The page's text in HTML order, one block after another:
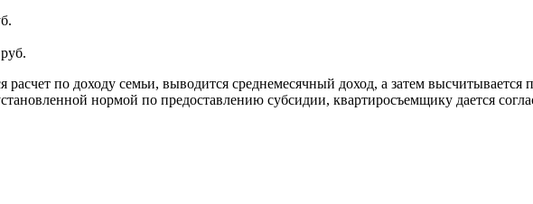
расчет по доходу семьи, выводится среднемесячный доход, а затем
нормой по предоставлению субсидии, квартиросъемщику дается